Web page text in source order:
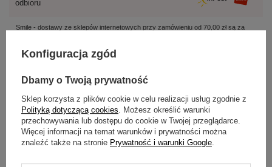
odbioru
Smile - dostawy ze sklepów internetowych przy zamówieniu od 70,00 złsą za
OPIS
SZCZEGÓŁOWE DANE
OPINIE (0)
Konfiguracja zgód
Dbamy o Twoją prywatność
Sklep korzysta z plików cookie w celu realizacji usług zgodnie z
Polityką dotyczącą cookies. Możesz określić warunki
przechowywania lub dostępu do cookie w Twojej przeglądarce.
Więcej informacji na temat warunków i prywatności można
znaleźć także na stronie Prywatność i warunki Google.